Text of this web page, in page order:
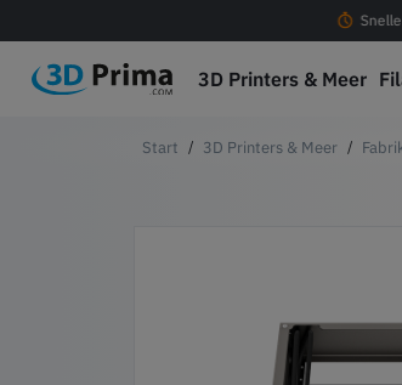
3D Printers & Meer
3D Printers & Meer